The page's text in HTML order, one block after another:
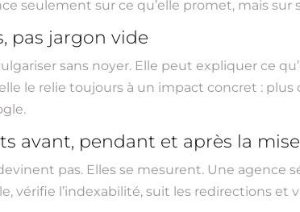
seulement sur ce qu’elle promet, mais
pas jargon vide
sans noyer. Elle peut expliquer ce
le relie toujours à un impact concret : plus
avant, pendant et après la
pas. Elles se mesurent. Une
vérifie l’indexabilité, suit les redirections